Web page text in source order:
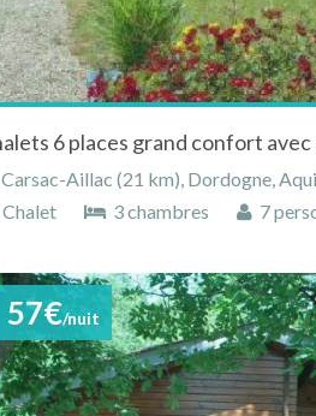
Carsac-Aillac (21 km), Dordogne,
Chalet
3 chambres 7
57€/nuit